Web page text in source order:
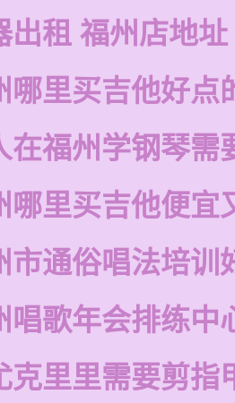
出租 福州店地址
哪里买吉他好点
在福州学钢琴需
哪里买吉他便宜
市通俗唱法培训
唱歌年会排练中
克里里需要剪指